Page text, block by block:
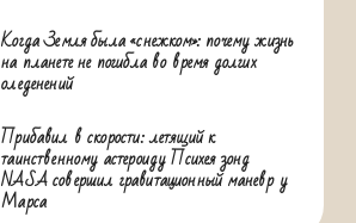
Когда Земля была «снежком»: почему жизнь
на планете не погибла во время долгих
оледенений
Прибавил в скорости: летящий к
таинственному астероиду Психея зонд
NASA совершил гравитационный маневр у
Марса